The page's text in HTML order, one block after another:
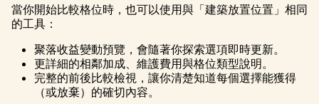
當你開始比較格位時，也可以使用與「建築放置位置」相同
的工具：
聚落收益變動預覽，會隨著你探索選項即時更新。
更詳細的相鄰加成、維護費用與格位類型說明。
完整的前後比較檢視，讓你清楚知道每個選擇能獲得
（或放棄）的確切內容。